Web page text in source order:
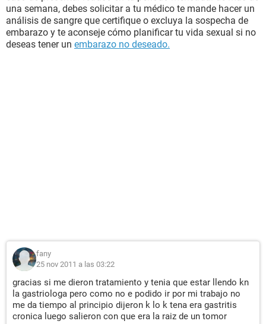
una semana, debes solicitar a tu médico te mande hacer un
análisis de sangre que certifique o excluya la sospecha de
embarazo y te aconseje cómo planificar tu vida sexual si no
deseas tener un embarazo no deseado.
fany
25 nov 2011 a las 03:22
gracias si me dieron tratamiento y tenia que estar llendo kn
la gastriologa pero como no e podido ir por mi trabajo no
me da tiempo al principio dijeron k lo k tena era gastritis
cronica luego salieron con que era la raiz de un tomor